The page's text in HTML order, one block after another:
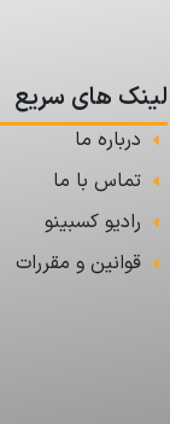
لینک های سریع
درباره ما
تماس با ما
رادیو کسبینو
قوانین و مقررات